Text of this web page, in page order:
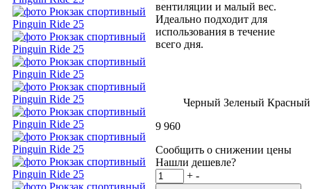
вентиляции и малый вес.
Идеально подходит для
использования в течение
всего дня.
Черный Зеленый Красный
9 960
Сообщить о снижении цены
Нашли дешевле?
+ -